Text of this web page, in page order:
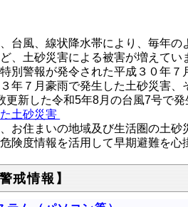
台風、線状降水帯により、毎年の
、土砂災害による被害が増えてい
別警報が発令された平成３０年７
年７月豪雨で発生した土砂災害、
更新した令和5年8月の台風7号で
土砂災害
お住まいの地域及び生活圏の土
険度情報を活用して早期避難を
戒情報】